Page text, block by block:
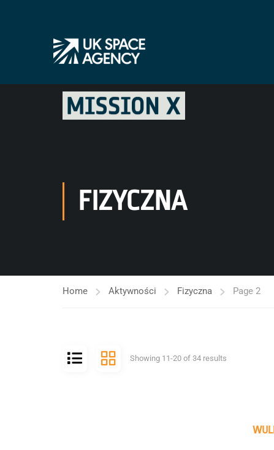
FIZYCZNA
Home Aktywności Fizyczna Page 2
Showing 11-20 of 34 results